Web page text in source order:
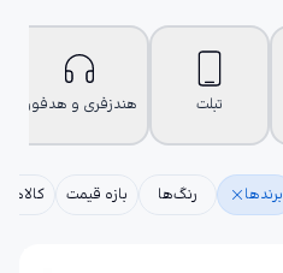
تبلت هندزفری و هدفون
برندها رنگ‌ها بازه قیمت